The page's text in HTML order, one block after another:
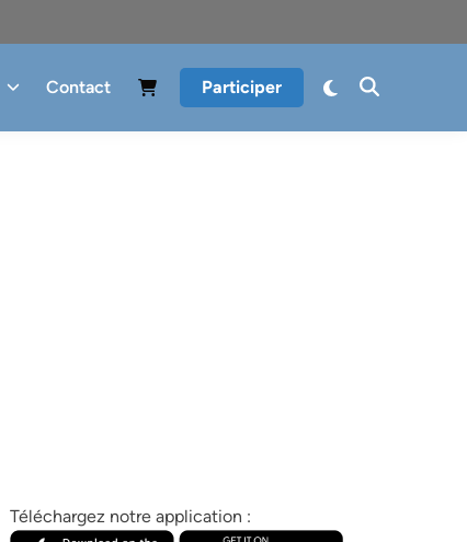
Contact Participer
Téléchargez notre application :